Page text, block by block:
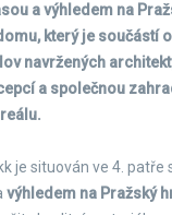
a výhledem na
který je součástí
navržených
a společnou
je situován ve 4. patře
výhledem na Pražský